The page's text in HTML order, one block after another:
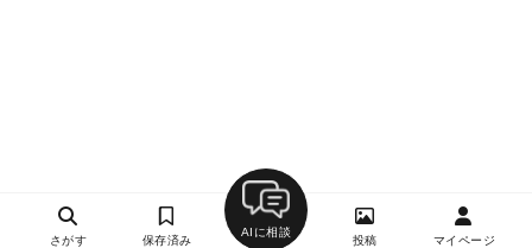
さがす 保存済み
AIに相談
投稿 マイページ